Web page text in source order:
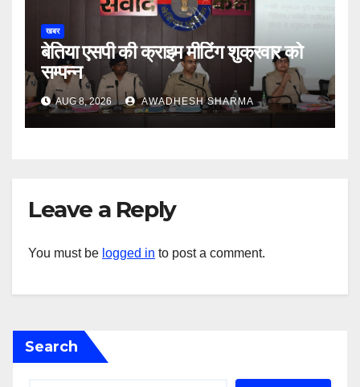
खबर
बेतिया एसपी की क्राइम मीटिंग शुक्रवार को
सम्पन्न
AUG 8, 2026 AWADHESH SHARMA
Leave a Reply
You must be logged in to post a comment.
Search